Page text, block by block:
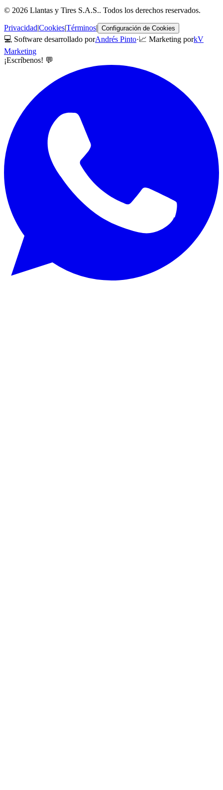
© 2026 Llantas y Tires S.A.S.. Todos los derechos reservados.
Privacidad|Cookies|Términos| Configuración de Cookies
💻 Software desarrollado porAndrés Pinto·📈 Marketing porkV
Marketing
¡Escríbenos! 💬